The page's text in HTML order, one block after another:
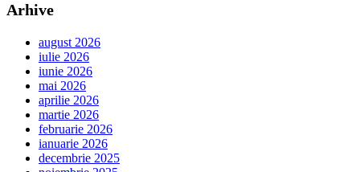
Arhive
august 2026
iulie 2026
iunie 2026
mai 2026
aprilie 2026
martie 2026
februarie 2026
ianuarie 2026
decembrie 2025